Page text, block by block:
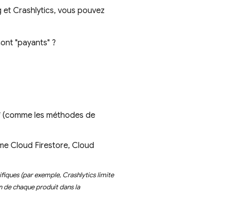
et Crashlytics, vous pouvez
"payants" ?
(comme les méthodes de
Cloud Firestore, Cloud
(par exemple, Crashlyticslimite
de chaque produit dans la